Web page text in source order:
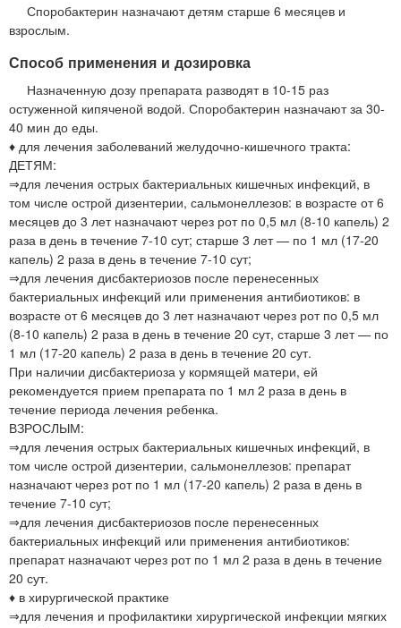
Споробактерин назначают детям старше 6 месяцев и
взрослым.
Способ применения и дозировка
Назначенную дозу препарата разводят в 10-15 раз
остуженной кипяченой водой. Споробактерин назначают за 30-
40 мин до еды.
♦ для лечения заболеваний желудочно-кишечного тракта:
ДЕТЯМ:
⇒для лечения острых бактериальных кишечных инфекций, в
том числе острой дизентерии, сальмонеллезов: в возрасте от 6
месяцев до 3 лет назначают через рот по 0,5 мл (8-10 капель) 2
раза в день в течение 7-10 сут; старше 3 лет — по 1 мл (17-20
капель) 2 раза в день в течение 7-10 сут;
⇒для лечения дисбактериозов после перенесенных
бактериальных инфекций или применения антибиотиков: в
возрасте от 6 месяцев до 3 лет назначают через рот по 0,5 мл
(8-10 капель) 2 раза в день в течение 20 сут, старше 3 лет — по
1 мл (17-20 капель) 2 раза в день в течение 20 сут.
При наличии дисбактериоза у кормящей матери, ей
рекомендуется прием препарата по 1 мл 2 раза в день в
течение периода лечения ребенка.
ВЗРОСЛЫМ:
⇒для лечения острых бактериальных кишечных инфекций, в
том числе острой дизентерии, сальмонеллезов: препарат
назначают через рот по 1 мл (17-20 капель) 2 раза в день в
течение 7-10 сут;
⇒для лечения дисбактериозов после перенесенных
бактериальных инфекций или применения антибиотиков:
препарат назначают через рот по 1 мл 2 раза в день в течение
20 сут.
♦ в хирургической практике
⇒для лечения и профилактики хирургической инфекции мягких